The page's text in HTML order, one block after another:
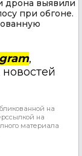
дрона выявили
при обгоне.
,
на
на
материала